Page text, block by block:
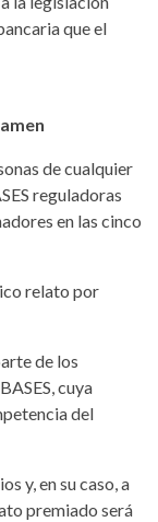
que el
de cualquier
reguladoras
en las cinco
relato por
de los
cuya
del
y, en su caso, a
premiado será